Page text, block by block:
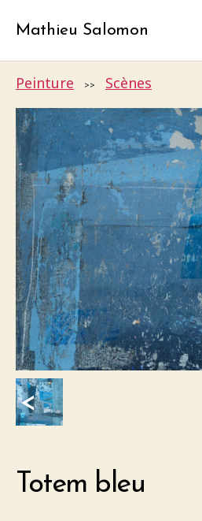
Mathieu Salomon
Peinture >> Scènes
<
Totem bleu